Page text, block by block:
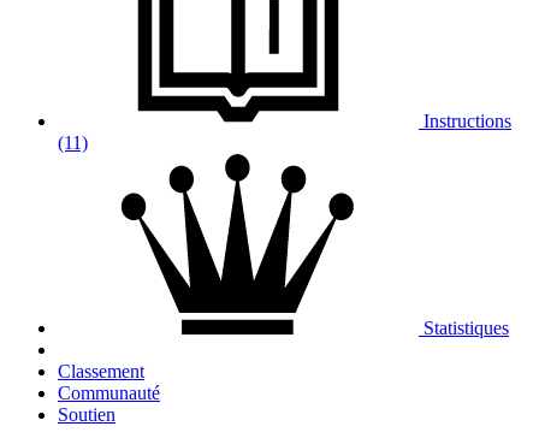
Instructions
(11)
Statistiques
Classement
Communauté
Soutien